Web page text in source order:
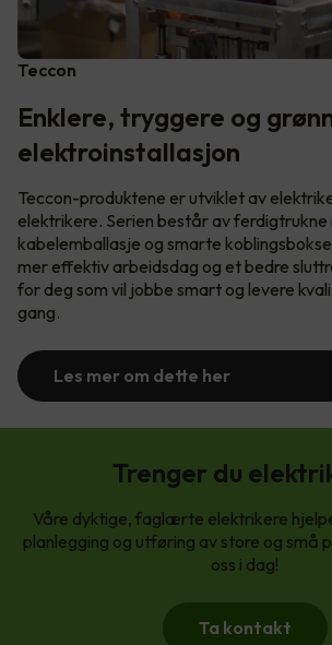
Teccon
Enklere, tryggere og
elektroinstallasjon
Teccon-produktene er utviklet av
elektrikere. Serien består av
kabelemballasje og smarte
mer effektiv arbeidsdag og et bedre
for deg som vil jobbe smart og levere
gang.
Les mer om dette her
Trenger du
Våre dyktige, faglærte elektrikere
planlegging og utføring av store og små
oss i dag!
Ta kontakt